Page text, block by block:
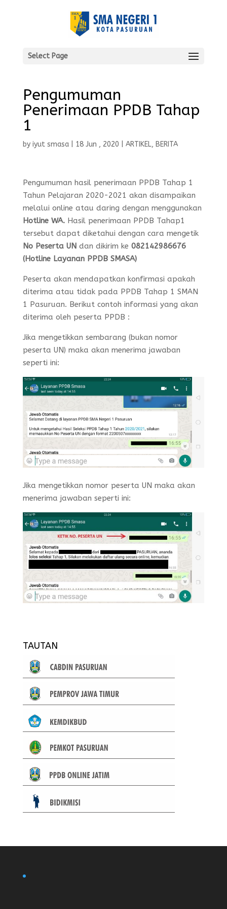
Select Page
Pengumuman
Penerimaan PPDB Tahap
1
by iyut smasa| 18 Jun , 2020 ARTIKEL, BERITA
Pengumuman hasil penerimaan PPDB Tahap 1
Tahun Pelajaran 2020-2021 akan disampaikan
melalui online atau daring dengan menggunakan
Hotline WA.Hasil penerimaan PPDB Tahap1
tersebut dapat diketahui dengan cara mengetik
No Peserta UNdan dikirim ke 082142986676
(Hotline Layanan PPDB SMASA)
Peserta akan mendapatkan konfirmasi apakah
diterima atau tidak pada PPDB Tahap 1 SMAN
1 Pasuruan. Berikut contoh informasi yang akan
diterima oleh peserta PPDB :
Jika mengetikkan sembarang (bukan nomor
peserta UN) maka akan menerima jawaban
seperti ini:
Jika mengetikkan nomor peserta UN maka akan
menerima jawaban seperti ini:
TAUTAN